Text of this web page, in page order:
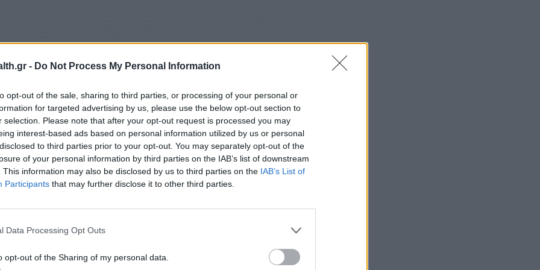
- Do Not Process My Personal Information
opt-out of the sale, sharing to third parties, or processing of your personal or
for targeted advertising by us, please use the below opt-out section to
selection. Please note that after your opt-out request is processed you may
interest-based ads based on personal information utilized by us or personal
to third parties prior to your opt-out. You may separately opt-out of the
of your personal information by third parties on the IAB’s list of downstream
This information may also be disclosed by us to third parties on the IAB’s List of
Participants that may further disclose it to other third parties.
Data Processing Opt Outs
opt-out of the Sharing of my personal data.
Ιατρικό Σύλλογο Αργολίδας, όπου συναντήθηκε
για τα ζητήματα ψυχικής υγείας του
ΕΠΙΚΑΙΡΌΤΗΤΑ
Περιφέρειες για την ενίσχυση της